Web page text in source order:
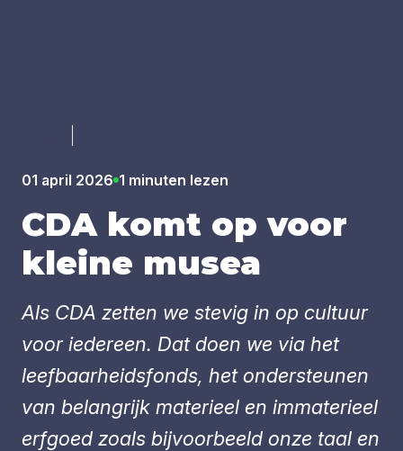
01 april 2026 1 minuten lezen
CDAkomt op voor
klei­ne musea
Als CDA zetten we stevig in op cultuur
voor iedereen. Dat doen we via het
leefbaarheidsfonds, het ondersteunen
van belangrijk materieel en immaterieel
erfgoed zoals bijvoorbeeld onze taal en